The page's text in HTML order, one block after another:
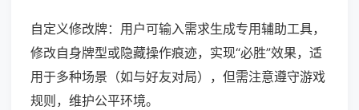
自定义修改牌：用户可输入需求生成专用辅助工具，
修改自身牌型或隐藏操作痕迹，实现“必胜”效果，适
用于多种场景（如与好友对局），但需注意遵守游戏
规则，维护公平环境。